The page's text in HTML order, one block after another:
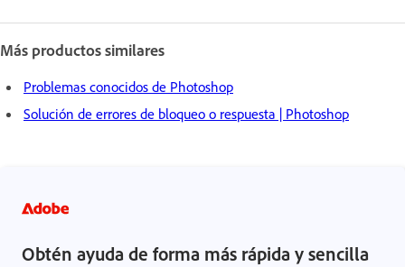
Más productos similares
Problemas conocidos de Photoshop
Solución de errores de bloqueo o respuesta | Photoshop
Obtén ayuda de forma más rápida y sencilla